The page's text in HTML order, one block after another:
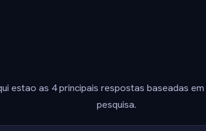
estao as 4 principais respostas baseadas
pesquisa.